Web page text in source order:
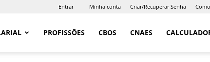
Entrar Minha conta Criar/Recuperar Senha
PROFISSÕES CBOS CNAES